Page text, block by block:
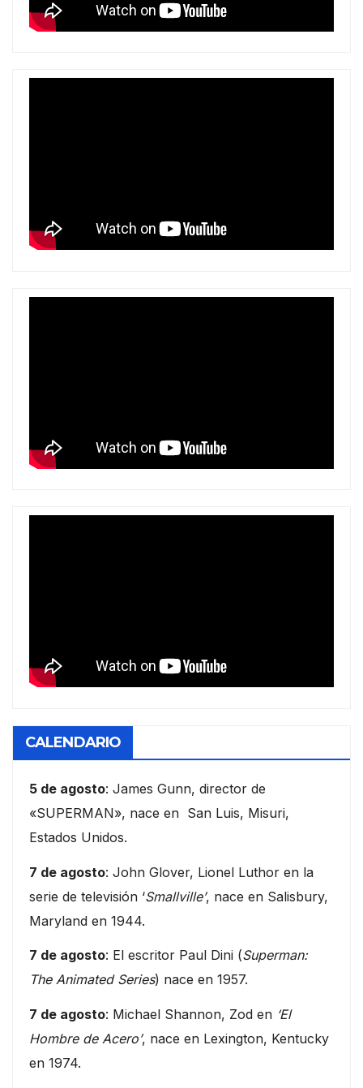
CALENDARIO
5 de agosto: James Gunn, director de
«SUPERMAN», nace en San Luis, Misuri,
Estados Unidos.
7 de agosto: John Glover, Lionel Luthor en la
serie de televisión ‘Smallville’, nace en Salisbury,
Maryland en 1944.
7 de agosto: El escritor Paul Dini (Superman:
The Animated Series) nace en 1957.
7 de agosto: Michael Shannon, Zod en ‘El
Hombre de Acero’, nace en Lexington, Kentucky
en 1974.